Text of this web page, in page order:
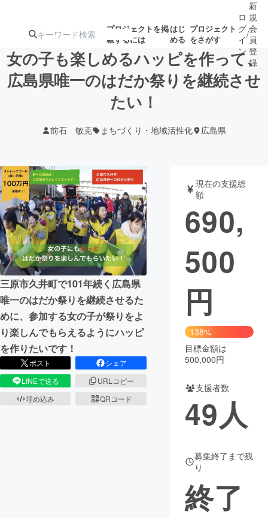
プロジェクトを掲
載するには
はじ
める
プロジェクト
をさがす
注目の新着プロ 募集終了が近いプ
テクノロジー・ガジェット
映像・映画 書籍・雑誌
ビジネス・起業 チャレンジ
まちづくり・地域活性化
CAMPFIRE for Social Good
CAMPFIRE Creation
CAMPFIREふるさと納税
コミュニティ
ロ
グ
イ
ン
/
新
規
会
員
登
録
女の子も楽しめるハッピを作って、
広島県唯一のはだか祭りを継続させ
たい！
前石 敏克 まちづくり・地域活性化 広島県
三原市久井町で101年続く広島県
唯一のはだか祭りを継続させるた
めに、参加する女の子が祭りをよ
り楽しんでもらえるようにハッピ
を作りたいです！
ポスト
シェア
LINEで送る
URLコピー
埋め込み
QRコード
現在の支援総
額
690,
500
円
138%
目標金額は
500,000円
支援者数
49人
募集終了まで残
り
終了